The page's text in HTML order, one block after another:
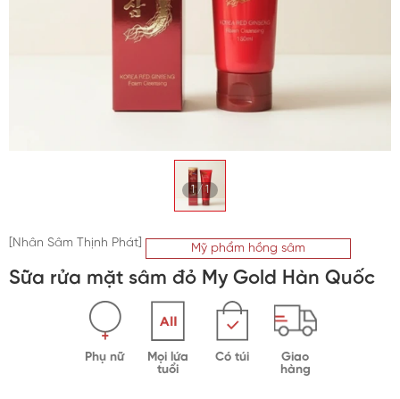
1/1
[Nhân Sâm Thịnh Phát] Mỹ phẩm hồng sâm
Sữa rửa mặt sâm đỏ My Gold Hàn Quốc
Phụ nữ
Mọi lứa
tuổi
Có túi
Giao
hàng
Trà sâm Hàn Quốc
Bột sâm Hàn Quốc